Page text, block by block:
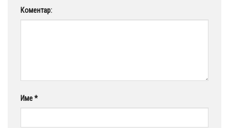
Коментар:
Име*